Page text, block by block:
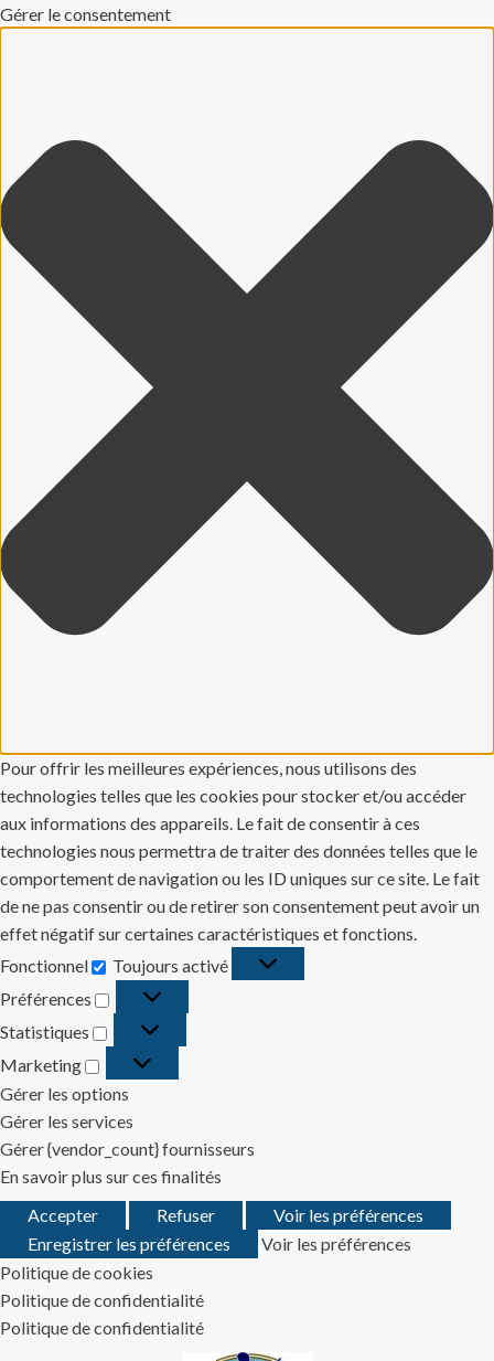
Gérer le consentement
Pour offrir les meilleures expériences, nous utilisons des
technologies telles que les cookies pour stocker et/ou accéder
aux informations des appareils. Le fait de consentir à ces
technologies nous permettra de traiter des données telles que le
comportement de navigation ou les ID uniques sur ce site. Le fait
de ne pas consentir ou de retirer son consentement peut avoir un
effet négatif sur certaines caractéristiques et fonctions.
Fonctionnel
Fonctionnel
Toujours activé
Préférences
Préférences
Statistiques
Statistiques
Marketing
Marketing
Gérer les options
Gérer les services
Gérer {vendor_count} fournisseurs
En savoir plus sur ces finalités
Accepter
Refuser
Voir les préférences
Enregistrer les préférences
Voir les préférences
Politique de cookies
Politique de confidentialité
Politique de confidentialité